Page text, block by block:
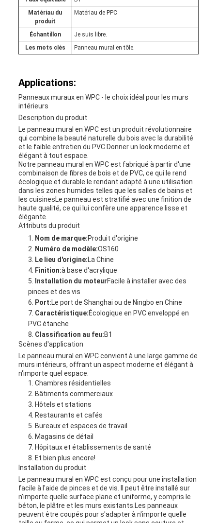
Matériau du
produit
Matériau de PPC
Échantillon
Je suis libre.
Les mots clés
Panneau mural en tôle.
Applications:
Panneaux muraux en WPC - le choix idéal pour les murs
intérieurs
Description du produit
Le panneau mural en WPC est un produit révolutionnaire
qui combine la beauté naturelle du bois avec la durabilité
et le faible entretien du PVC.Donner un look moderne et
élégant à tout espace.
Notre panneau mural en WPC est fabriqué à partir d'une
combinaison de fibres de bois et de PVC, ce qui le rend
écologique et durable.le rendant adapté à une utilisation
dans les zones humides telles que les salles de bains et
les cuisinesLe panneau est stratifié avec une finition de
haute qualité, ce qui lui confère une apparence lisse et
élégante.
Attributs du produit
Nom de marque:Produit d'origine
Numéro de modèle:OS160
Le lieu d'origine:La Chine
Finition:à base d'acrylique
Installation du moteurFacile à installer avec des
pinces et des vis
Port:Le port de Shanghai ou de Ningbo en Chine
Caractéristique:Écologique en PVC enveloppé en
PVC étanche
Classification au feu:B1
Scènes d'application
Le panneau mural en WPC convient à une large gamme de
murs intérieurs, offrant un aspect moderne et élégant à
n'importe quel espace.
Chambres résidentielles
Bâtiments commerciaux
Hôtels et stations
Restaurants et cafés
Bureaux et espaces de travail
Magasins de détail
Hôpitaux et établissements de santé
Et bien plus encore!
Installation du produit
Le panneau mural en WPC est conçu pour une installation
facile à l'aide de pinces et de vis. Il peut être installé sur
n'importe quelle surface plane et uniforme, y compris le
béton, le plâtre et les murs existants.Les panneaux
peuvent être coupés pour s'adapter à n'importe quelle